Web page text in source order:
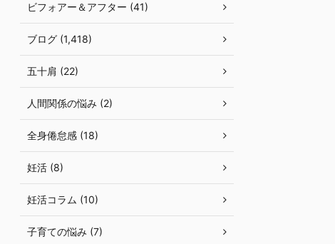
ビフォアー＆アフター (41)
ブログ (1,418)
五十肩 (22)
人間関係の悩み (2)
全身倦怠感 (18)
妊活 (8)
妊活コラム (10)
子育ての悩み (7)